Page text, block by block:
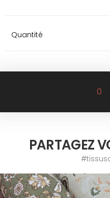
Quantité
0
PARTAGEZ